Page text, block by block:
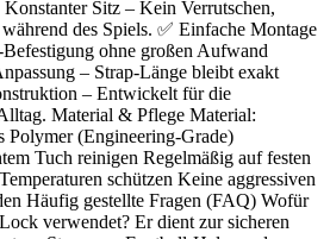
Sitz – Kein Verrutschen,
des Spiels. ✅ Einfache Montage
ohne großen Aufwand
– Strap-Länge bleibt exakt
– Entwickelt für die
Material & Pflege Material:
Polymer (Engineering-Grade)
Tuch reinigen Regelmäßig auf festen
schützen Keine aggressiven
Häufig gestellte Fragen (FAQ) Wofür
verwendet? Er dient zur sicheren